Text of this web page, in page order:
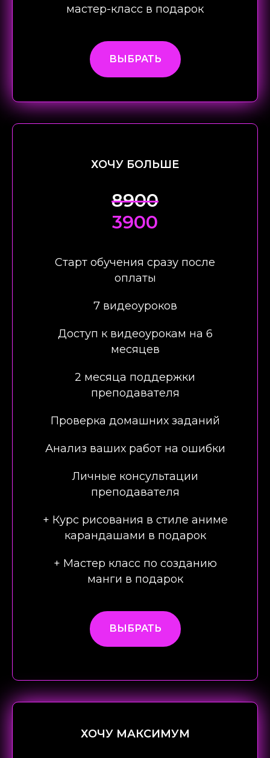
мастер-класс в подарок
ВЫБРАТЬ
ХОЧУ БОЛЬШЕ
8900
3900
Старт обучения сразу после
оплаты
7 видеоуроков
Доступ к видеоурокам на 6
месяцев
2 месяца поддержки
преподавателя
Проверка домашних заданий
Анализ ваших работ на ошибки
Личные консультации
преподавателя
+ Курс рисования в стиле аниме
карандашами в подарок
+ Мастер класс по созданию
манги в подарок
ВЫБРАТЬ
ХОЧУ МАКСИМУМ